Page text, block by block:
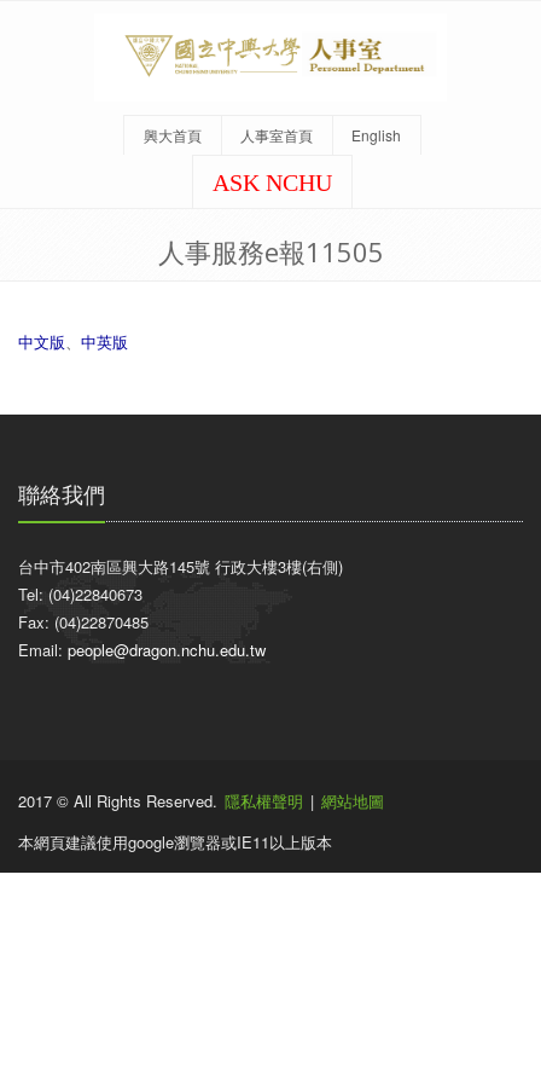
興大首頁 人事室首頁 English
ASK NCHU
人事服務e報11505
中文版、 中英版
聯絡我們
台中市402南區興大路145號 行政大樓3樓(右側)
Tel: (04)22840673
Fax: (04)22870485
Email: people@dragon.nchu.edu.tw
2017 © All Rights Reserved. 隱私權聲明 | 網站地圖
本網頁建議使用google瀏覽器或IE11以上版本